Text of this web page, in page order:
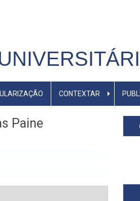
CONTEXTAR
Paine